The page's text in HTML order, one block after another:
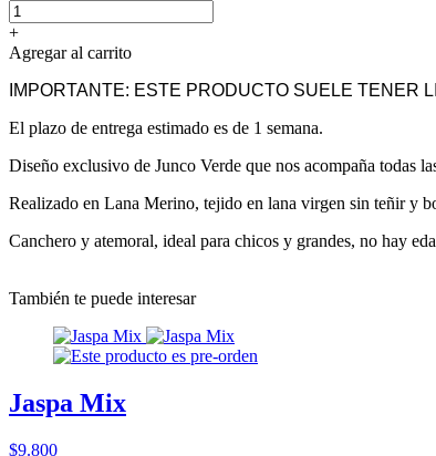
+
Agregar al carrito
IMPORTANTE: ESTE PRODUCTO SUELE TENER
El plazo de entrega estimado es de 1 semana.
Diseño exclusivo de Junco Verde que nos acompaña todas
Realizado en Lana Merino, tejido en lana virgen sin teñir y
Canchero y atemoral, ideal para chicos y grandes, no hay
También te puede interesar
Jaspa Mix
$9.800